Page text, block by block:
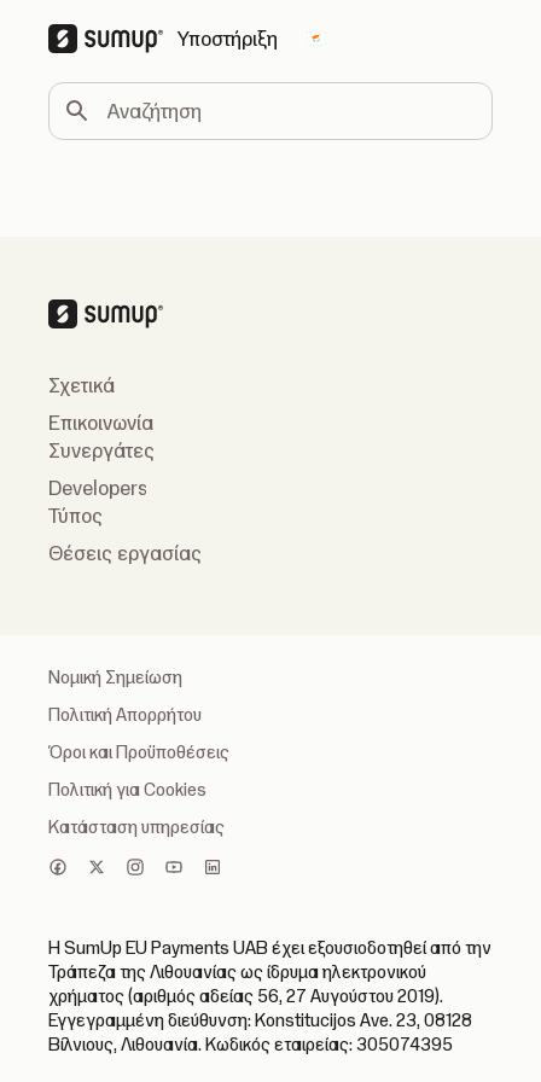
Υποστήριξη Change country
Αναζήτηση
Σχετικά
Επικοινωνία
Συνεργάτες
Developers
Τύπος
Θέσεις εργασίας
Νομική Σημείωση
Πολιτική Απορρήτου
Όροι και Προϋποθέσεις
Πολιτική για Cookies
Κατάσταση υπηρεσίας
Η SumUp EU Payments UAB έχει εξουσιοδοτηθεί από την
Τράπεζα της Λιθουανίας ως ίδρυμα ηλεκτρονικού
χρήματος (αριθμός αδείας 56, 27 Αυγούστου 2019).
Εγγεγραμμένη διεύθυνση: Konstitucijos Ave. 23, 08128
Βίλνιους, Λιθουανία. Κωδικός εταιρείας: 305074395